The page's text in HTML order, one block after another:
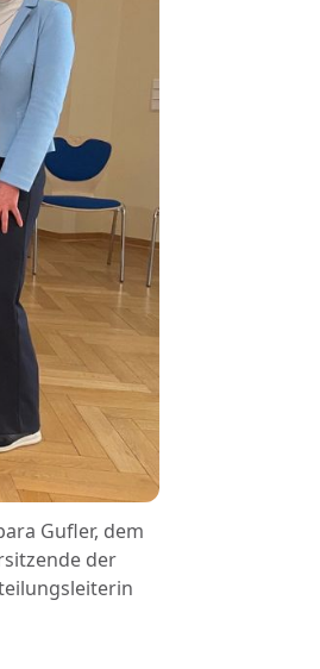
Gufler, dem
der